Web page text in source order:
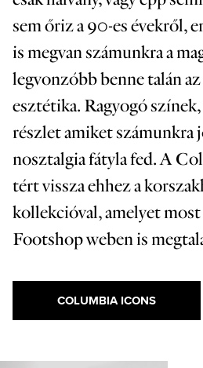
sem őriz a 90-es évekről,
is megvan számunkra a
legvonzóbb benne talán
esztétika. Ragyogó
részlet amiket számunkra
nosztalgia fátyla fed. A
tért vissza ehhez a
kollekcióval, amelyet most
Footshop weben is
COLUMBIA ICONS